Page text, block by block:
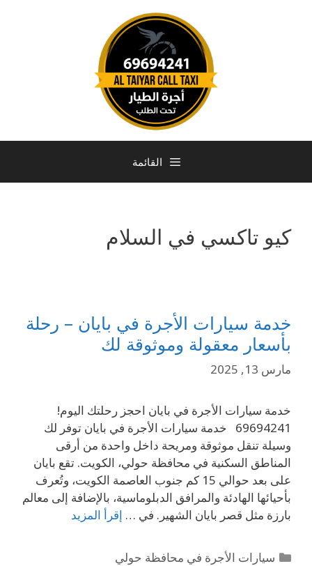
القائمة
كيو تاكسي في السلام
خدمة سيارات الأجرة في بايان – رحلة
بأسعار معقولة وموثوقة لك
مارس 13, 2025
خدمة سيارات الأجرة في بايان احجز رحلتك اليوم!
69694241 خدمة سيارات الأجرة في بايان توفر لك
وسيلة تنقل موثوقة ومريحة داخل واحدة من أرقى
المناطق السكنية في محافظة حولي، الكويت. تقع بايان
على بعد حوالي 15 كم جنوب العاصمة الكويت، وتُعرف
بأحيائها الهادئة والمرافق الدبلوماسية، بالإضافة إلى معالم
بارزة مثل قصر بايان الشهير. في … إقرأ المزيد
سيارات الأجرة في محافظة حولي